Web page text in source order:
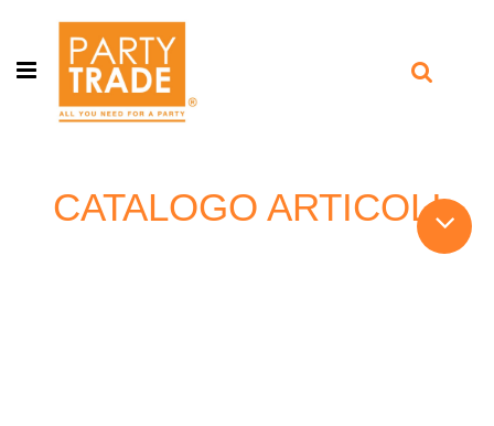
Open menu
CATALOGO ARTICOLI